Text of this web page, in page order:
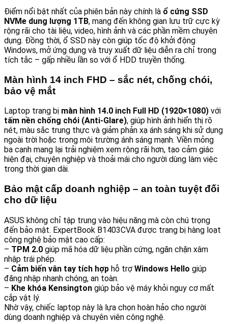
Điểm nổi bật nhất của phiên bản này chính là ổ cứng SSD
NVMe dung lượng 1TB, mang đến không gian lưu trữ cực kỳ
rộng rãi cho tài liệu, video, hình ảnh và các phần mềm chuyên
dụng. Đồng thời, ổ SSD này còn giúp tốc độ khởi động
Windows, mở ứng dụng và truy xuất dữ liệu diễn ra chỉ trong
tích tắc – gấp nhiều lần so với ổ HDD truyền thống.
Màn hình 14 inch FHD – sắc nét, chống chói,
bảo vệ mắt
Laptop trang bị màn hình 14.0 inch Full HD (1920×1080) với
tấm nền chống chói (Anti-Glare), giúp hình ảnh hiển thị rõ
nét, màu sắc trung thực và giảm phản xạ ánh sáng khi sử dụng
ngoài trời hoặc trong môi trường ánh sáng mạnh. Viền mỏng
ba cạnh mang lại trải nghiệm xem rộng rãi hơn, tạo cảm giác
hiện đại, chuyên nghiệp và thoải mái cho người dùng làm việc
trong thời gian dài.
Bảo mật cấp doanh nghiệp – an toàn tuyệt đối
cho dữ liệu
ASUS không chỉ tập trung vào hiệu năng mà còn chú trọng
đến bảo mật. ExpertBook B1403CVA được trang bị hàng loạt
công nghệ bảo mật cao cấp:
– TPM 2.0 giúp mã hóa dữ liệu phần cứng, ngăn chặn xâm
nhập trái phép.
– Cảm biến vân tay tích hợp hỗ trợ Windows Hello giúp
đăng nhập nhanh chóng, an toàn.
– Khe khóa Kensington giúp bảo vệ máy khỏi nguy cơ mất
cắp vật lý.
Nhờ vậy, chiếc laptop này là lựa chọn hoàn hảo cho người
dùng doanh nghiệp và chuyên viên công nghệ.